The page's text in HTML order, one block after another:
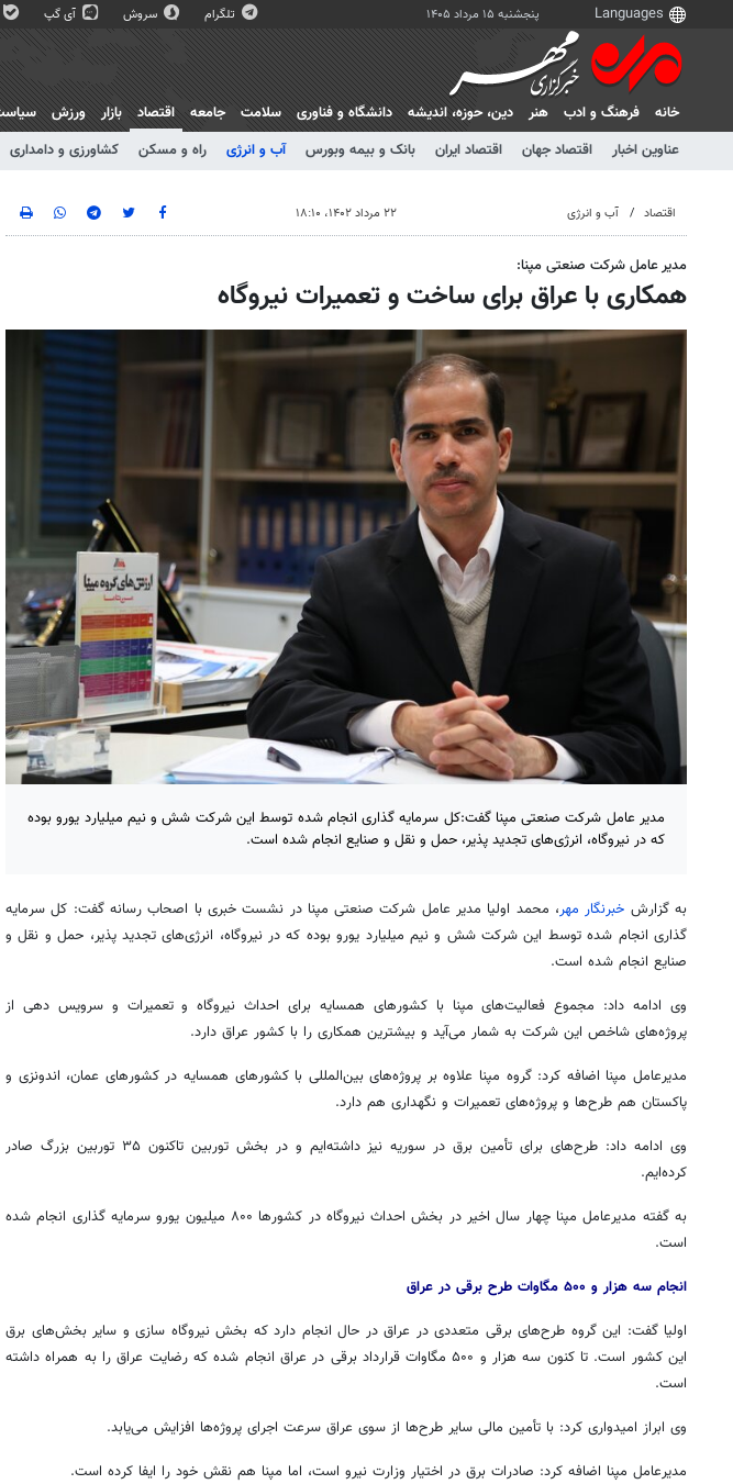
پنجشنبه ۱۵ مرداد ۱۴۰۵ تلگرام سروش آی گپ
خانه فرهنگ و ادب هنر دين، حوزه، انديشه دانشگاه و فناوری سلامت جامعه
اقتصاد
عناوین اخبار
اقتصاد جهان اقتصاد ایران بانک و بیمه وبورس آب و انرژی راه و مسکن کشاورزی و دامداری
بازار ورزش
اقتصاد آب و انرژی ۲۲ مرداد ۱۴۰۲، ۱۸:۱۰
مدیر عامل شرکت صنعتی مپنا:
همکاری با عراق برای ساخت و تعمیرات نیروگاه
مدیر عامل شرکت صنعتی مپنا گفت:کل سرمایه گذاری انجام شده توسط این شرکت شش و نیم میلیارد یورو بوده
که در نیروگاه، انرژی‌های تجدید پذیر، حمل و نقل و صنایع انجام شده است.
به گزارش خبرنگار مهر، محمد اولیا مدیر عامل شرکت صنعتی مپنا در نشست خبری با اصحاب رسانه گفت: کل سرمایه
گذاری انجام شده توسط این شرکت شش و نیم میلیارد یورو بوده که در نیروگاه، انرژی‌های تجدید پذیر، حمل و نقل و
صنایع انجام شده است.
وی ادامه داد: مجموع فعالیت‌های مپنا با کشورهای همسایه برای احداث نیروگاه و تعمیرات و سرویس دهی از
پروژه‌های شاخص این شرکت به شمار می‌آید و بیشترین همکاری را با کشور عراق دارد.
مدیرعامل مپنا اضافه کرد: گروه مپنا علاوه بر پروژه‌های بین‌المللی با کشورهای همسایه در کشورهای عمان، اندونزی و
پاکستان هم طرح‌ها و پروژه‌های تعمیرات و نگهداری هم دارد.
وی ادامه داد: طرح‌های برای تأمین برق در سوریه نیز داشته‌ایم و در بخش توربین تاکنون ۳۵ توربین بزرگ صادر
کرده‌ایم.
به گفته مدیرعامل مپنا
چهار سال اخیر در بخش احداث نیروگاه در کشورها ۸۰۰ میلیون یورو سرمایه گذاری انجام شده
است.
انجام سه هزار و ۵۰۰ مگاوات طرح برقی در عراق
اولیا گفت: این گروه طرح‌های برقی متعددی در عراق در حال انجام دارد که بخش نیروگاه سازی و سایر بخش‌های برق
این کشور است. تا کنون سه هزار و ۵۰۰ مگاوات قرارداد برقی در عراق انجام شده که رضایت عراق را به همراه داشته
است.
وی ابراز امیدواری کرد: با تأمین مالی سایر طرح‌ها از سوی عراق سرعت اجرای پروژه‌ها افزایش می‌یابد.
مدیرعامل مپنا اضافه کرد: صادرات برق در اختیار وزارت نیرو است، اما مپنا هم نقش خود را ایفا کرده است.